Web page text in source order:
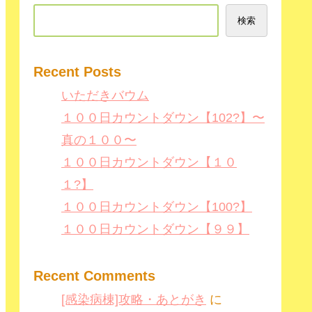
検索
Recent Posts
いただきバウム
１００日カウントダウン【102?】〜
真の１００〜
１００日カウントダウン【１０
１?】
１００日カウントダウン【100?】
１００日カウントダウン【９９】
Recent Comments
[感染病棟]攻略・あとがき に